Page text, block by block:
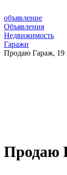
объявление
Объявления
Недвижимость
Гаражи
Продаю Гараж, 19
Продаю